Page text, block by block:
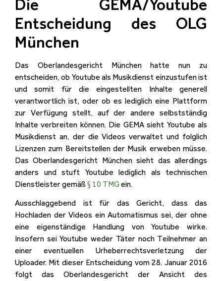
Die GEMA/Youtube
Entscheidung des OLG
München
Das Oberlandesgericht München hatte nun zu
entscheiden, ob Youtube als Musikdienst einzustufen ist
und somit für die eingestellten Inhalte generell
verantwortlich ist, oder ob es lediglich eine Plattform
zur Verfügung stellt, auf der andere selbstständig
Inhalte verbreiten können. Die GEMA sieht Youtube als
Musikdienst an, der die Videos verwaltet und folglich
Lizenzen zum Bereitstellen der Musik erweben müsse.
Das Oberlandesgericht München sieht das allerdings
anders und stuft Youtube lediglich als technischen
Dienstleister gemäß § 10 TMGein.
Ausschlaggebend ist für das Gericht, dass das
Hochladen der Videos ein Automatismus sei, der ohne
eine eigenständige Handlung von Youtube wirke.
Insofern sei Youtube weder Täter noch Teilnehmer an
einer eventuellen Urheberrechtsverletzung der
Uploader. Mit dieser Entscheidung vom 28. Januar 2016
folgt das Oberlandesgericht der Ansicht des